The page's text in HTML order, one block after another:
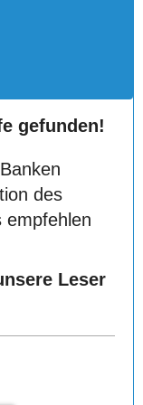
gefunden!
des
empfehlen
Leser